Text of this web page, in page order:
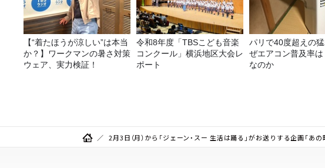
【“着たほうが涼しい”は本当
か？】ワークマンの暑さ対策
ウェア、実力検証！
令和8年度「TBSこども音楽
コンクール」横浜地区大会レ
ポート
パリで40度超えの
ぜエアコン普及率は
なのか
2月3日（月）から「ジェーン・スー 生活は踊る」がお送りする企画「あ